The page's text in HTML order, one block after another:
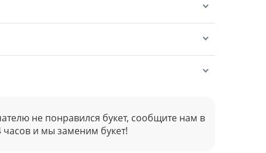
не понравился букет, сообщите нам в
часов и мы заменим букет!